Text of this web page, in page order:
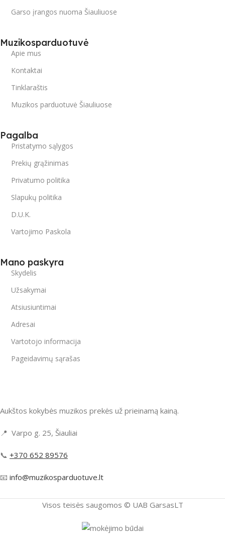
Garso įrangos nuoma Šiauliuose
Muzikosparduotuvė
Apie mus
Kontaktai
Tinklaraštis
Muzikos parduotuvė Šiauliuose
Pagalba
Pristatymo sąlygos
Prekių grąžinimas
Privatumo politika
Slapukų politika
D.U.K.
Vartojimo Paskola
Mano paskyra
Skydelis
Užsakymai
Atsiusiuntimai
Adresai
Vartotojo informacija
Pageidavimų sąrašas
Aukštos kokybės muzikos prekės už prieinamą kainą.
📍 Varpo g. 25, Šiauliai
📞 +370 652 89576
📧 info@muzikosparduotuve.lt
Visos teisės saugomos ©️ UAB GarsasLT